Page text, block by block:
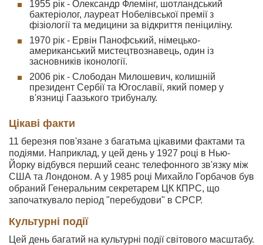
1955 рік - Олександр Флемінг, шотландський
бактеріолог, лауреат Нобелівської премії з
фізіології та медицини за відкриття пеніциліну.
1970 рік - Ервін Панофський, німецько-
американський мистецтвознавець, один із
засновників іконології.
2006 рік - Слободан Милошевич, колишній
президент Сербії та Югославії, який помер у
в'язниці Гаазького трибуналу.
Цікаві факти
11 березня пов'язане з багатьма цікавими фактами та
подіями. Наприклад, у цей день у 1927 році в Нью-
Йорку відбувся перший сеанс телефонного зв'язку між
США та Лондоном. А у 1985 році Михайло Горбачов був
обраний Генеральним секретарем ЦК КПРС, що
започаткувало період "перебудови" в СРСР.
Культурні події
Цей день багатий на культурні події світового масштабу.